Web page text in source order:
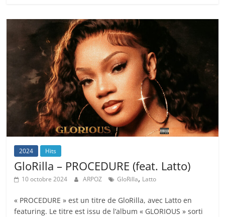
2024 Hits
GloRilla – PROCEDURE (feat. Latto)
10 octobre 2024 ARPOZ GloRilla, Latto
« PROCEDURE » est un titre de GloRilla, avec Latto en
featuring. Le titre est issu de l’album « GLORIOUS » sorti